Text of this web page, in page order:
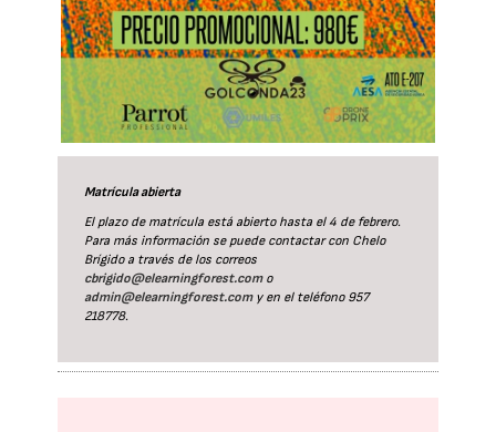
Matrícula abierta
El plazo de matrícula está abierto hasta el 4 de febrero.
Para más información se puede contactar con Chelo
Brígido a través de los correos
cbrigido@elearningforest.como
admin@elearningforest.comy en el teléfono 957
218778.